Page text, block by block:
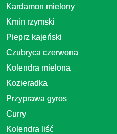
Kardamon mielony
Kmin rzymski
Pieprz kajeński
Czubryca czerwona
Kolendra mielona
Kozieradka
Przyprawa gyros
Curry
Kolendra liść